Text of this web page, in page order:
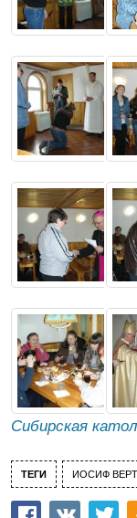
Сибирская
ТЕГИ ИОСИФ ВЕРТ